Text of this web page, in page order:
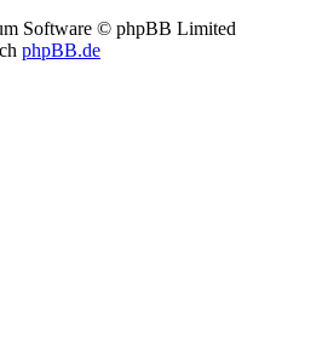
Software © phpBB Limited
phpBB.de